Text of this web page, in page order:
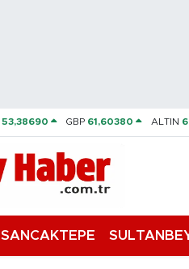
53,38690 GBP 61,60380 ALTIN
SANCAKTEPE